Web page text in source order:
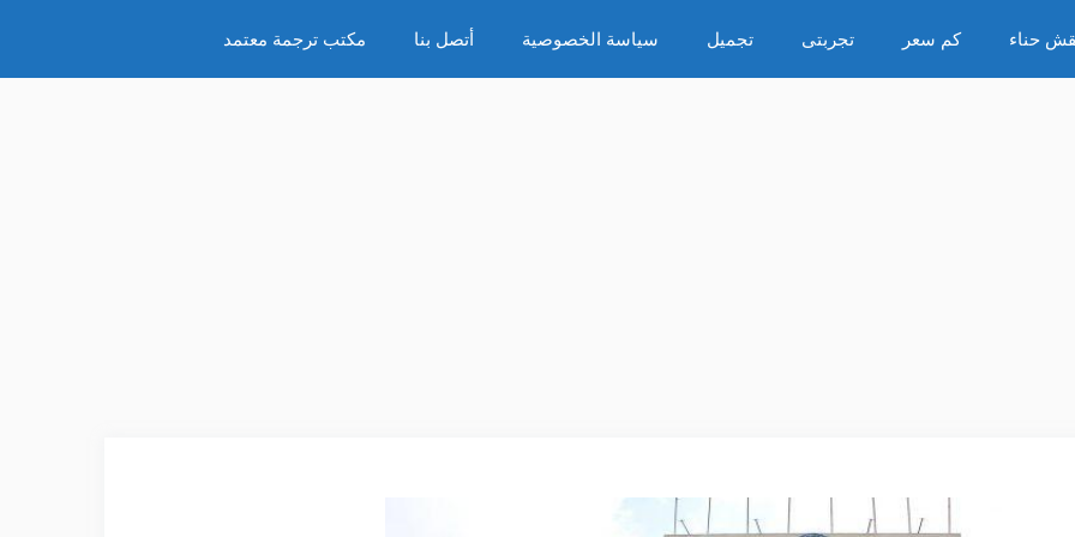
حناء كم سعر تجربتى تجميل سياسة الخصوصية أتصل بنا مكتب ترجمة معتمد